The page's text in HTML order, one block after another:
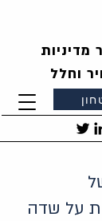
מדיניות
וחלל
על שדה